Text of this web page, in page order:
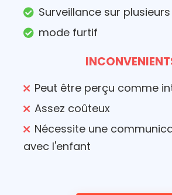
Surveillance sur
mode furtif
Peut être perçu comme
Assez coûteux
Nécessite une
avec l'enfant